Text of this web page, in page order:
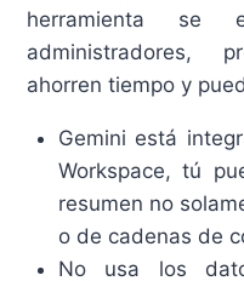
herramienta se
administradores,
ahorren tiempo y
Gemini está
Workspace, tú
resumen no
o de cadenas de
No usa los